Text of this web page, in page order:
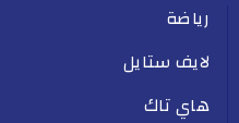
رياضة
لايف ستايل
هاي تاك